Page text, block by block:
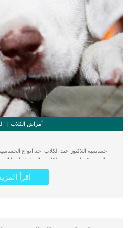
أمراض الكلاب
حساسية اللاكتوز عند الكلاب احد انواع
والتى يمكن ان تصيب الكلاب والقطط وايضا
الموجود فى حليب الثدييات. فى البداية عليك ان
يسمى اللاكتاز. يتم إنشاء هذا الإنزيم لغرض
الجسم من استخدام العناصر الغذائية. مع مرور
اقرأ